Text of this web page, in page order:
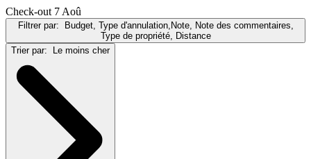
Check-out 7 Aoû
Filtrer par:
Budget, Type d'annulation,Note, Note des commentaires,
Type de propriété, Distance
Trier par:
Le moins cher